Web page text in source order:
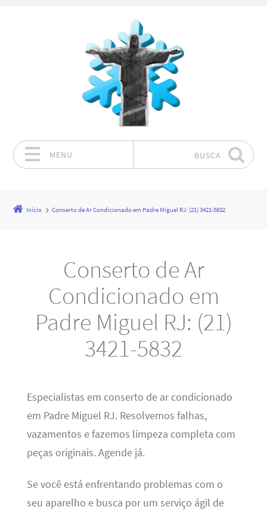
MENU BUSCA
Início Conserto de Ar Condicionado em Padre Miguel RJ: (21) 3421-5832
Conserto de Ar
Condicionado em
Padre Miguel RJ: (21)
3421-5832
Especialistas em conserto de ar condicionado
em Padre Miguel RJ. Resolvemos falhas,
vazamentos e fazemos limpeza completa com
peças originais. Agende já.
Se você está enfrentando problemas com o
seu aparelho e busca por um serviço ágil de